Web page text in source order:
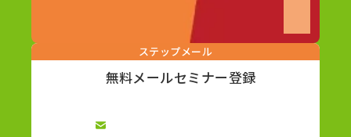
ステップメール
無料メールセミナー登録